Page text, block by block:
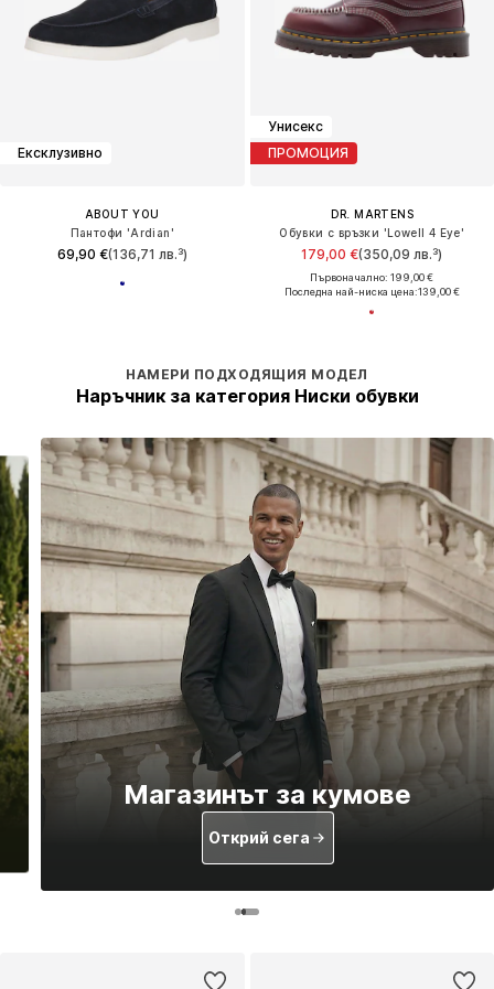
Ексклузивно
ABOUT YOU
Пантофи 'Ardian'
69,90 €(136,71 лв.³)
Унисекс
ПРОМОЦИЯ
DR. MARTENS
Обувки с връзки 'Lowell 4 Eye'
179,00 €(350,09 лв.³)
Първоначално: 199,00 €
Последна най-ниска цена:139,00 €
НАМЕРИ ПОДХОДЯЩИЯ МОДЕЛ
Наръчник за категория Ниски обувки
Магазинът за кумове
Открий сега